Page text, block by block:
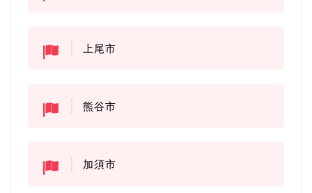
上尾市
熊谷市
加須市